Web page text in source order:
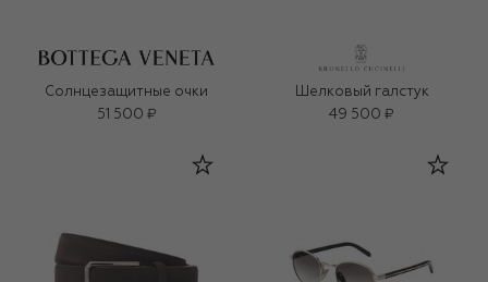
Солнцезащитные очки
51 500 ₽
Шелковый галстук
49 500 ₽